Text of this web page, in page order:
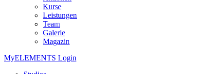
Kurse
Leistungen
Team
Galerie
Magazin
MyELEMENTS Login